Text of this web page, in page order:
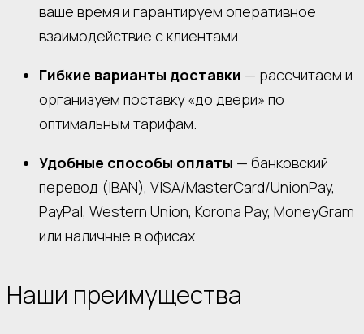
ваше время и гарантируем оперативное
взаимодействие с клиентами.
Гибкие варианты доставки — рассчитаем и
организуем поставку «до двери» по
оптимальным тарифам.
Удобные способы оплаты — банковский
перевод (IBAN), VISA/MasterCard/UnionPay,
PayPal, Western Union, Korona Pay, MoneyGram
или наличные в офисах.
Наши преимущества